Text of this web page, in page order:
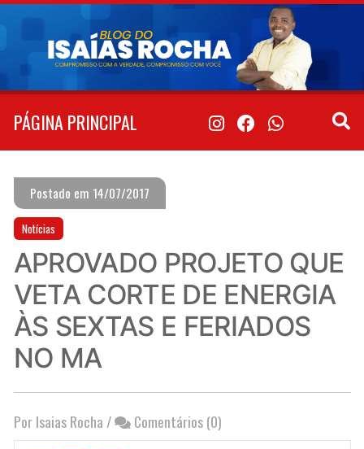
Pular
conteúdo
PÁGINA PRINCIPAL
Postado em 14/07/2017
Notícias
APROVADO PROJETO QUE
VETA CORTE DE ENERGIA
ÀS SEXTAS E FERIADOS
NO MA
Por Isaias Rocha / Comentários (0)